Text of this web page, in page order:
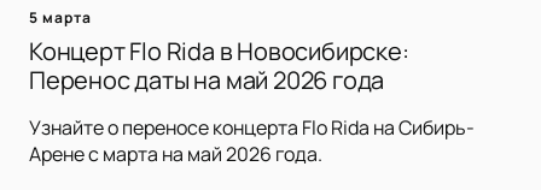
5 марта
Концерт Flo Rida в Новосибирске:
Перенос даты на май 2026 года
Узнайте о переносе концерта Flo Rida на Сибирь-
Арене с марта на май 2026 года.